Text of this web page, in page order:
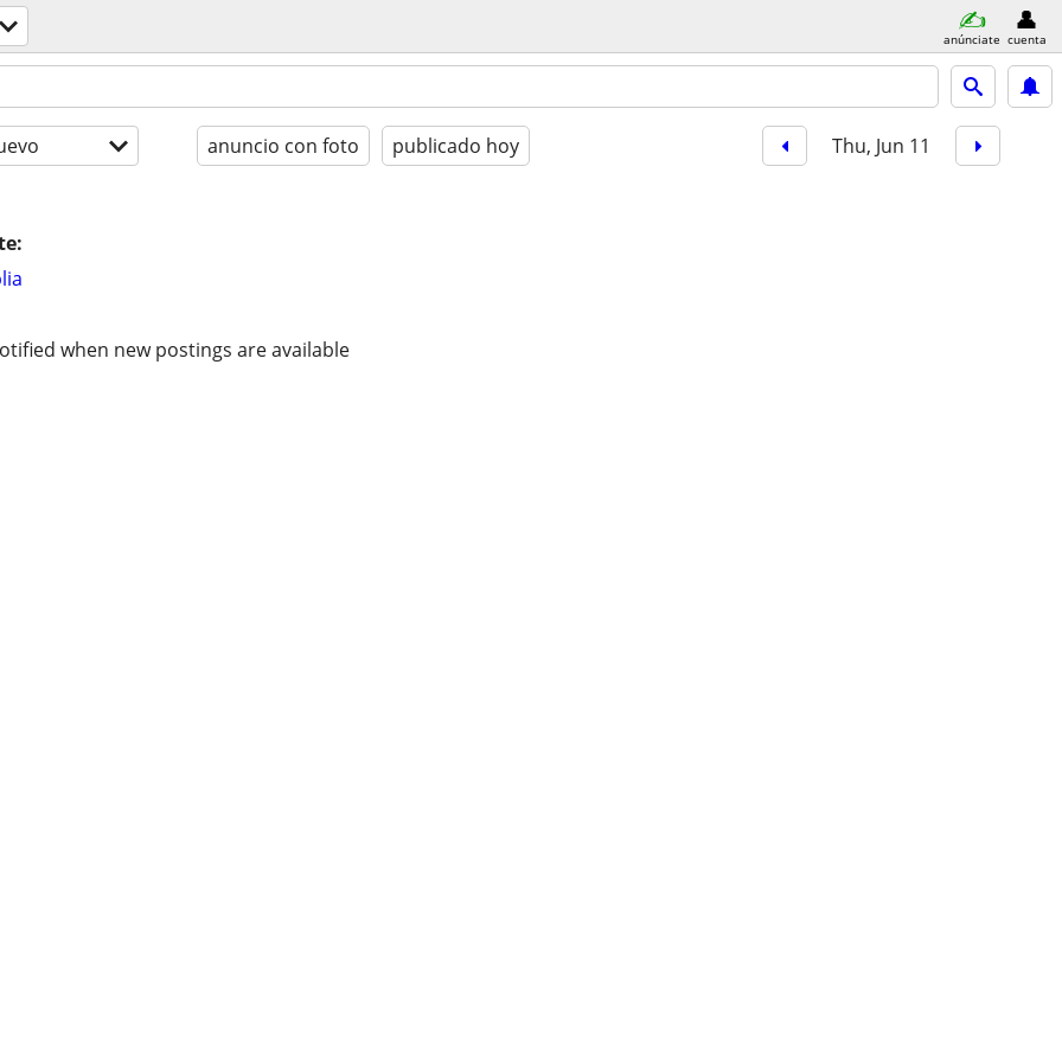
anúnciate cuenta
anuncio con foto publicado hoy Thu, Jun 11
when new postings are available